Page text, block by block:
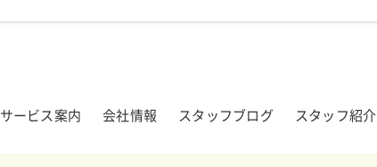
サービス案内 会社情報 スタッフブログ スタッフ紹介